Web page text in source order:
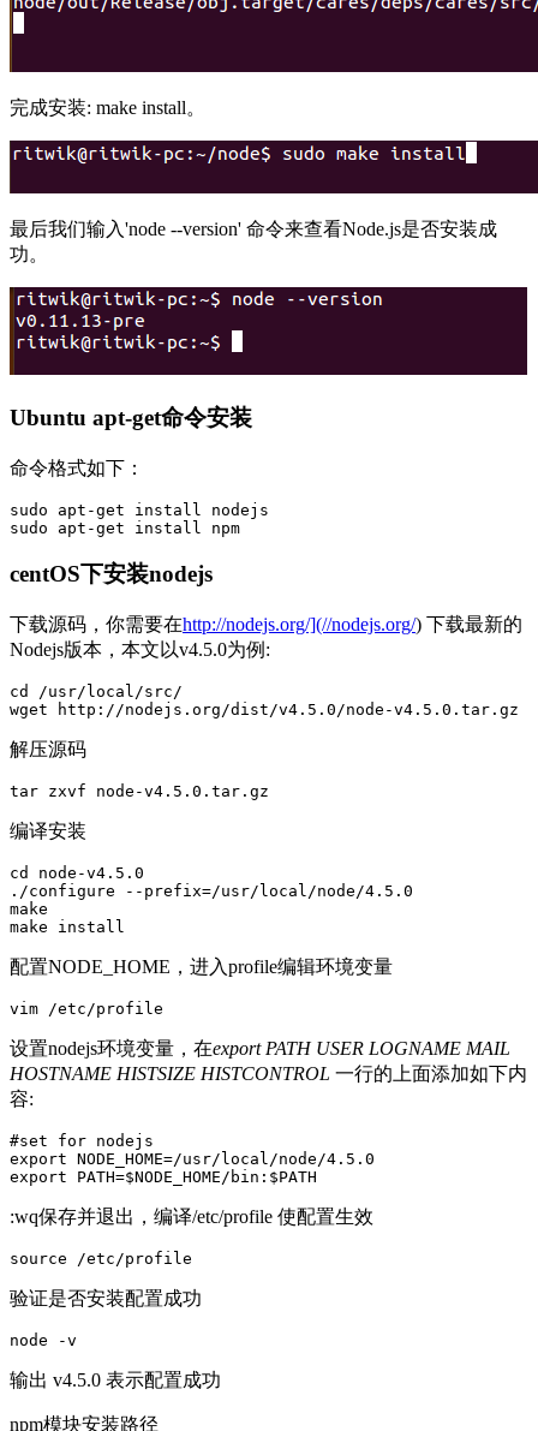
完成安装: make install。
最后我们输入'node --version' 命令来查看Node.js是否安装成
功。
Ubuntu apt-get命令安装
命令格式如下：
sudo apt-get install nodejs
centOS下安装nodejs
下载源码，你需要在http://nodejs.org/](//nodejs.org/) 下载最新的
Nodejs版本，本文以v4.5.0为例:
cd /usr/local/src/
解压源码
编译安装
cd node-v4.5.0
./configure --prefix=/usr/local/node/4.5.0
make
配置NODE_HOME，进入profile编辑环境变量
设置nodejs环境变量，在export PATH USER LOGNAME MAIL
HOSTNAME HISTSIZE HISTCONTROL 一行的上面添加如下内
容:
#set for nodejs
export NODE_HOME=/usr/local/node/4.5.0
:wq保存并退出，编译/etc/profile 使配置生效
验证是否安装配置成功
输出 v4.5.0 表示配置成功
npm模块安装路径